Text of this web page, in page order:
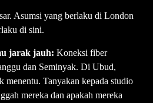
Asumsi yang berlaku di London
di sini.
jarak jauh: Koneksi fiber
dan Seminyak. Di Ubud,
menentu. Tanyakan kepada studio
mereka dan apakah mereka